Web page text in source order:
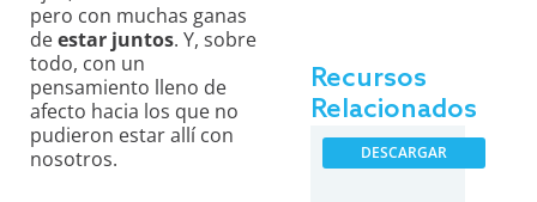
pero con muchas ganas
deestar juntos. Y, sobre
todo, con un
pensamiento lleno de
afecto hacia los que no
pudieron estar allí con
nosotros.
Recursos
Relacionados
DESCARGAR